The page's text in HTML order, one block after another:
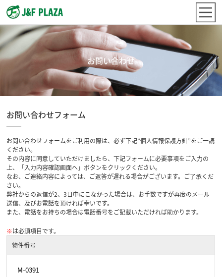
お問い合わせ
お問い合わせフォーム
お問い合わせフォームをご利用の際は、必ず下記”個人情報保護方針”をご一読
ください。
その内容に同意していただけましたら、下記フォームに必要事項をご入力の
上、「入力内容確認画面へ」ボタンをクリックください。
なお、ご連絡内容によっては、ご返答が遅れる場合がございます。ご了承くだ
さい。
弊社からの返信が2、3日中にこなかった場合は、お手数ですが再度のメール
送信、及びお電話を頂ければ幸いです。
また、電話をお持ちの場合は電話番号をご記載いただければ助かります。
※は必須項目です。
物件番号